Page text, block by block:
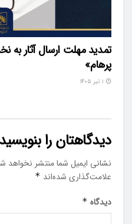
تمدید مهلت ارسال آثار به
پرهام»
دیدگاهتان را بنویسید
نشانی ایمیل شما منتشر نخواهد
علامت‌گذاری شده‌اند *
دیدگاه *